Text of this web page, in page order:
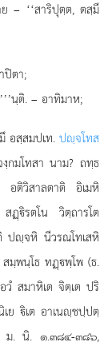
– ‘‘สาริปุตฺต, ตสฺมึ
ปิตา;
นฺติ. – อาทิมาห;
อสฺสมปเท. ปฺจโทส
กมโทสา นาม? ถทฺธ
อติวิสาลตาติ อิเมหิ
ฏฺิรตโน วิตฺถารโต
ปฺจหิ นีวรณโทเสหิ
มฺพนฺโธ ทฏฺพฺโพ (ธ.
วํ สมาหิเต จิตฺเต ปริ
ย ิเต อาเนฺชปฺปตฺ
ม. นิ. ๑.๓๘๔-๓๘๖,